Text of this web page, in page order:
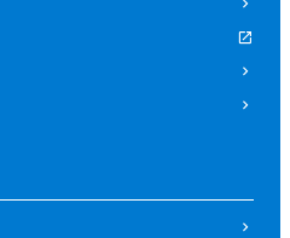
後見人、被保佐人又は
れかであって、本規約に
後見人､保佐人又は補